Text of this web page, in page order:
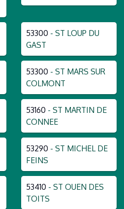
53300 - ST LOUP DU
GAST
53300 - ST MARS SUR
COLMONT
53160 - ST MARTIN DE
CONNEE
53290 - ST MICHEL DE
FEINS
53410 - ST OUEN DES
TOITS